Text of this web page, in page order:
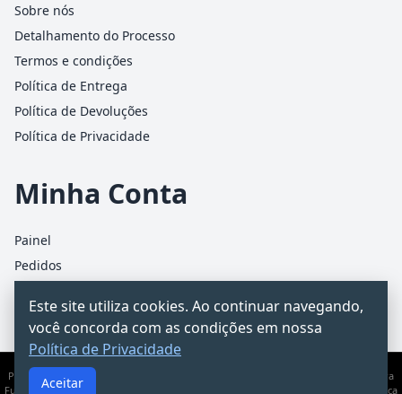
Sobre nós
Detalhamento do Processo
Termos e condições
Política de Entrega
Política de Devoluções
Política de Privacidade
Minha Conta
Painel
Pedidos
Carrinho
PCChacur Intermediação · CNPJ 31.928.499/0001-25 · Rua James Holland, 95 – Barra
Funda, São Paulo/SP · Documento informativo — não substitui consultoria jurídica
Este site utiliza cookies. Ao continuar navegando,
você concorda com as condições em nossa
Política de Privacidade
Aceitar